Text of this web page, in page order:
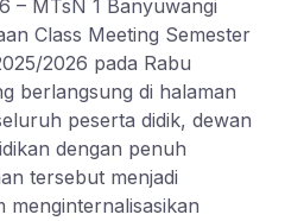
– MTsN 1 Banyuwangi
Class Meeting Semester
2026 pada Rabu
berlangsung di halaman
peserta didik, dewan
dengan penuh
tersebut menjadi
menginternalisasikan